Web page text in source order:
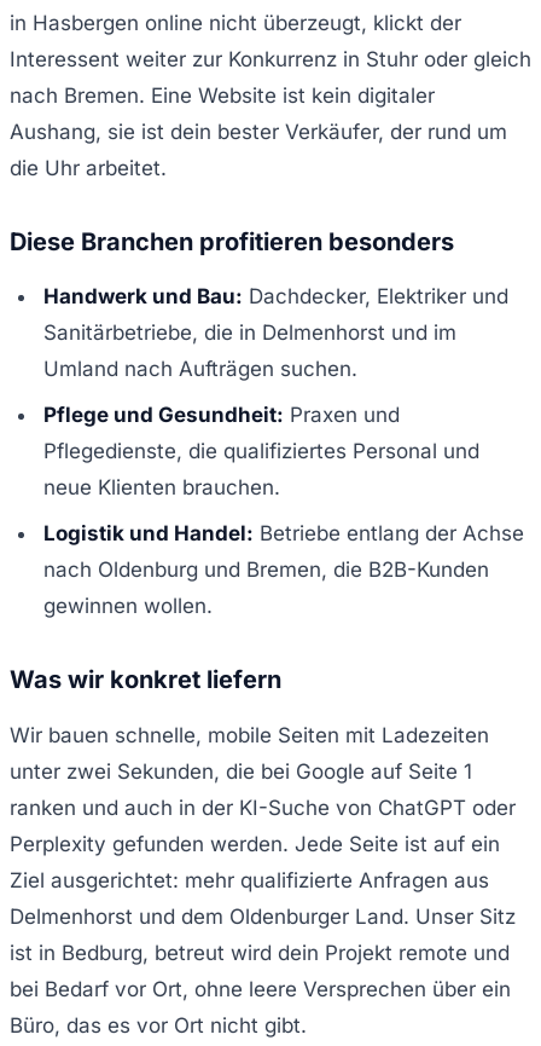
in Hasbergen online nicht überzeugt, klickt der
Interessent weiter zur Konkurrenz in Stuhr oder gleich
nach Bremen. Eine Website ist kein digitaler
Aushang, sie ist dein bester Verkäufer, der rund um
die Uhr arbeitet.
Diese Branchen profitieren besonders
Handwerk und Bau: Dachdecker, Elektriker und
Sanitärbetriebe, die in Delmenhorst und im
Umland nach Aufträgen suchen.
Pflege und Gesundheit: Praxen und
Pflegedienste, die qualifiziertes Personal und
neue Klienten brauchen.
Logistik und Handel: Betriebe entlang der Achse
nach Oldenburg und Bremen, die B2B-Kunden
gewinnen wollen.
Was wir konkret liefern
Wir bauen schnelle, mobile Seiten mit Ladezeiten
unter zwei Sekunden, die bei Google auf Seite 1
ranken und auch in der KI-Suche von ChatGPT oder
Perplexity gefunden werden. Jede Seite ist auf ein
Ziel ausgerichtet: mehr qualifizierte Anfragen aus
Delmenhorst und dem Oldenburger Land. Unser Sitz
ist in Bedburg, betreut wird dein Projekt remote und
bei Bedarf vor Ort, ohne leere Versprechen über ein
Büro, das es vor Ort nicht gibt.